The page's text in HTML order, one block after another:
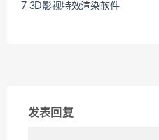
7 3D影视特效渲染软件
发表回复